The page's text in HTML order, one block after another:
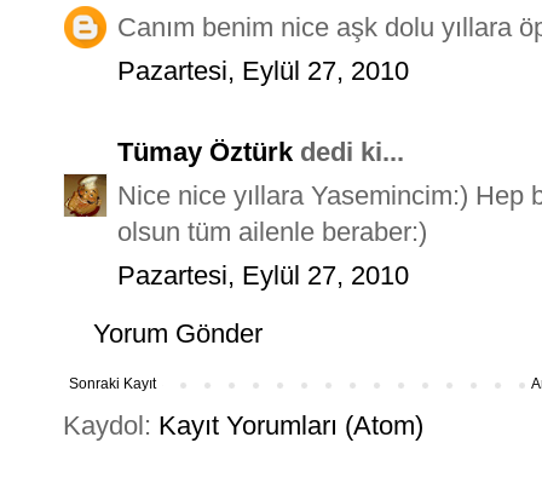
Canım benim nice aşk dolu yıllara
Pazartesi, Eylül 27, 2010
Tümay Öztürk dedi ki...
Nice nice yıllara Yasemincim:) Hep
olsun tüm ailenle beraber:)
Pazartesi, Eylül 27, 2010
Yorum Gönder
Sonraki Kayıt
Kaydol: Kayıt Yorumları (Atom)